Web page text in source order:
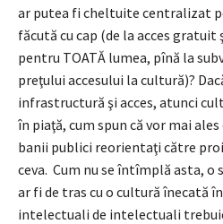
ar putea fi cheltuite centralizat
făcută cu cap (de la acces
pentru TOATĂ lumea, pînă la
preţului accesului la cultură)?
infrastructură şi acces, atunci
în piaţă, cum spun că vor mai
banii publici reorientaţi către
ceva. Cum nu se întîmplă asta, o
ar fi de tras cu o cultură înecată
intelectuali de intelectuali